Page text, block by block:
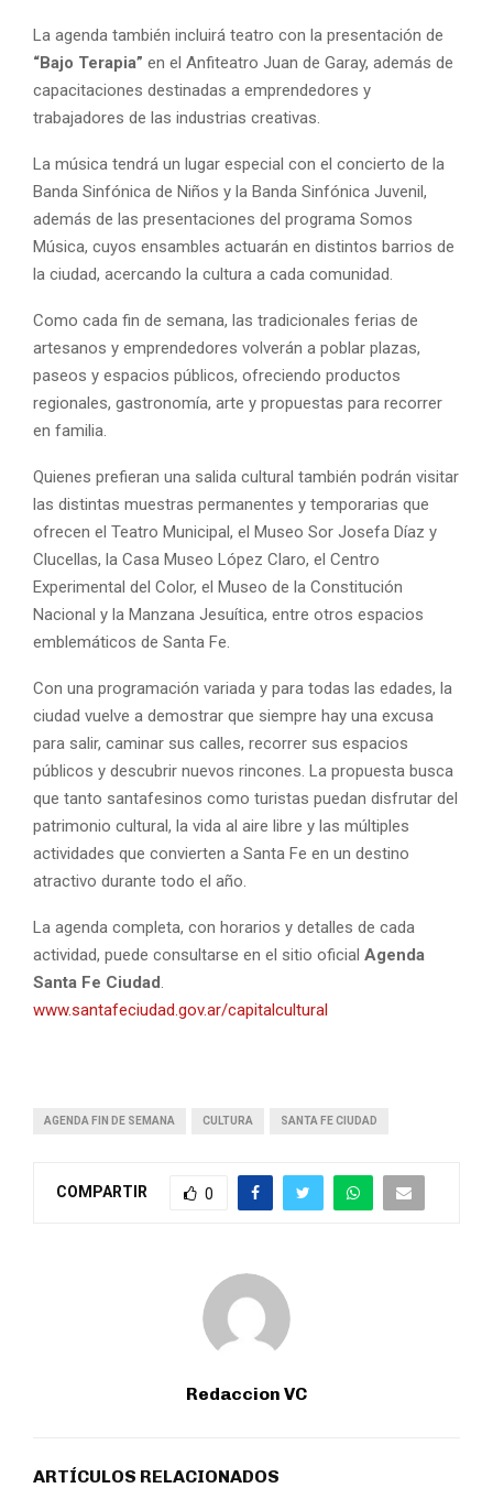
La agenda también incluirá teatro con la presentación de
“Bajo Terapia” en el Anfiteatro Juan de Garay, además de
capacitaciones destinadas a emprendedores y
trabajadores de las industrias creativas.
La música tendrá un lugar especial con el concierto de la
Banda Sinfónica de Niños y la Banda Sinfónica Juvenil,
además de las presentaciones del programa Somos
Música, cuyos ensambles actuarán en distintos barrios de
la ciudad, acercando la cultura a cada comunidad.
Como cada fin de semana, las tradicionales ferias de
artesanos y emprendedores volverán a poblar plazas,
paseos y espacios públicos, ofreciendo productos
regionales, gastronomía, arte y propuestas para recorrer
en familia.
Quienes prefieran una salida cultural también podrán visitar
las distintas muestras permanentes y temporarias que
ofrecen el Teatro Municipal, el Museo Sor Josefa Díaz y
Clucellas, la Casa Museo López Claro, el Centro
Experimental del Color, el Museo de la Constitución
Nacional y la Manzana Jesuítica, entre otros espacios
emblemáticos de Santa Fe.
Con una programación variada y para todas las edades, la
ciudad vuelve a demostrar que siempre hay una excusa
para salir, caminar sus calles, recorrer sus espacios
públicos y descubrir nuevos rincones. La propuesta busca
que tanto santafesinos como turistas puedan disfrutar del
patrimonio cultural, la vida al aire libre y las múltiples
actividades que convierten a Santa Fe en un destino
atractivo durante todo el año.
La agenda completa, con horarios y detalles de cada
actividad, puede consultarse en el sitio oficial Agenda
Santa Fe Ciudad.
www.santafeciudad.gov.ar/capitalcultural
AGENDA FIN DE SEMANA CULTURA SANTA FE CIUDAD
COMPARTIR 0
Redaccion VC
ARTÍCULOS RELACIONADOS